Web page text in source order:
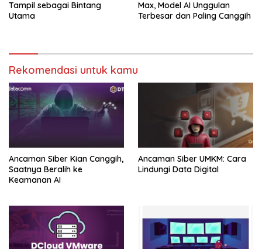
Tampil sebagai Bintang
Utama
Max, Model AI Unggulan
Terbesar dan Paling Canggih
Rekomendasi untuk kamu
Ancaman Siber Kian Canggih,
Saatnya Beralih ke
Keamanan AI
Ancaman Siber UMKM: Cara
Lindungi Data Digital